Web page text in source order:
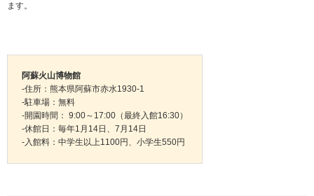
ます。
阿蘇火山博物館
-住所：熊本県阿蘇市赤水1930-1
-駐車場：無料
-開園時間： 9:00～17:00（最終入館16:30）
-休館日：毎年1月14日、7月14日
-入館料：中学生以上1100円、小学生550円